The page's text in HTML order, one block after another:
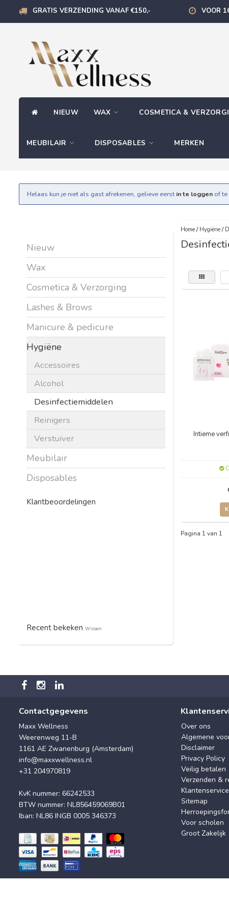
GRATIS VERZENDING VANAF €150,- VOOR
NIEUW WAX COSMETICA &
MEUBILAIR DISPOSABLES MERKEN
Helaas kun je niet als gast afrekenen, gelieve eerst in te loggen of te
Nieuw
Wax
Cosmetica & Verzorging
Lashes & Brows
Manicure & pedicure
Hygiëne
Accessoires
Alcohol
Desinfectiemiddelen
Reinigers
Verstuiver
Meubilair
Disposables
Klantbeoordelingen
Recent bekeken Wissen
Home/ Hygiëne/
Intieme
Pagina 1 van 1
Contactgegevens
Maxx Wellness
Weerenweg 11-B
1161 AE Zwanenburg (Amsterdam)
info@maxxwellness.nl
+31 204970819
KvK nummer: 66242533
BTW nummer: NL856459069B01
Iban: NL86 INGB 0005 346373
Over ons
Algemene
Disclaimer
Privacy Policy
Veilig betalen
Verzenden &
Klantenservice
Sitemap
Voor scholen
Groot Zakelijk